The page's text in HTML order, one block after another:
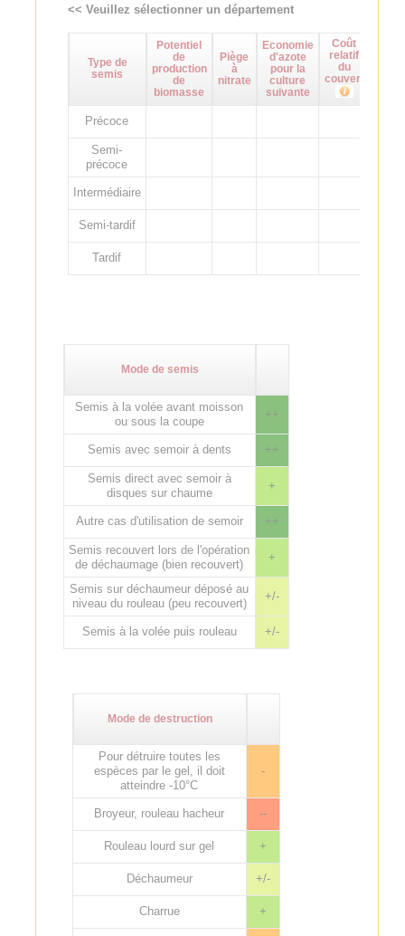
<< Veuillez sélectionner un département
Type de
semis
Potentiel
de
production
de
biomasse
Piège
à
nitrate
Economie
d'azote
pour la
culture
suivante
Coût
relatif
du
couvert
Précoce
Semi-
précoce
Intermédiaire
Semi-tardif
Tardif
Mode de semis
Semis à la volée avant moisson
ou sous la coupe
++
Semis avec semoir à dents ++
Semis direct avec semoir à
disques sur chaume
+
Autre cas d'utilisation de semoir ++
Semis recouvert lors de l'opération
de déchaumage (bien recouvert)
+
Semis sur déchaumeur déposé au
niveau du rouleau (peu recouvert)
+/-
Semis à la volée puis rouleau +/-
Mode de destruction
Pour détruire toutes les
espèces par le gel, il doit
atteindre -10°C
-
Broyeur, rouleau hacheur --
Rouleau lourd sur gel +
Déchaumeur +/-
Charrue +